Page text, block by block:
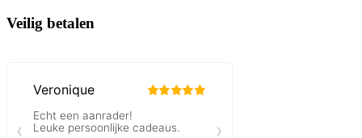
Veilig betalen